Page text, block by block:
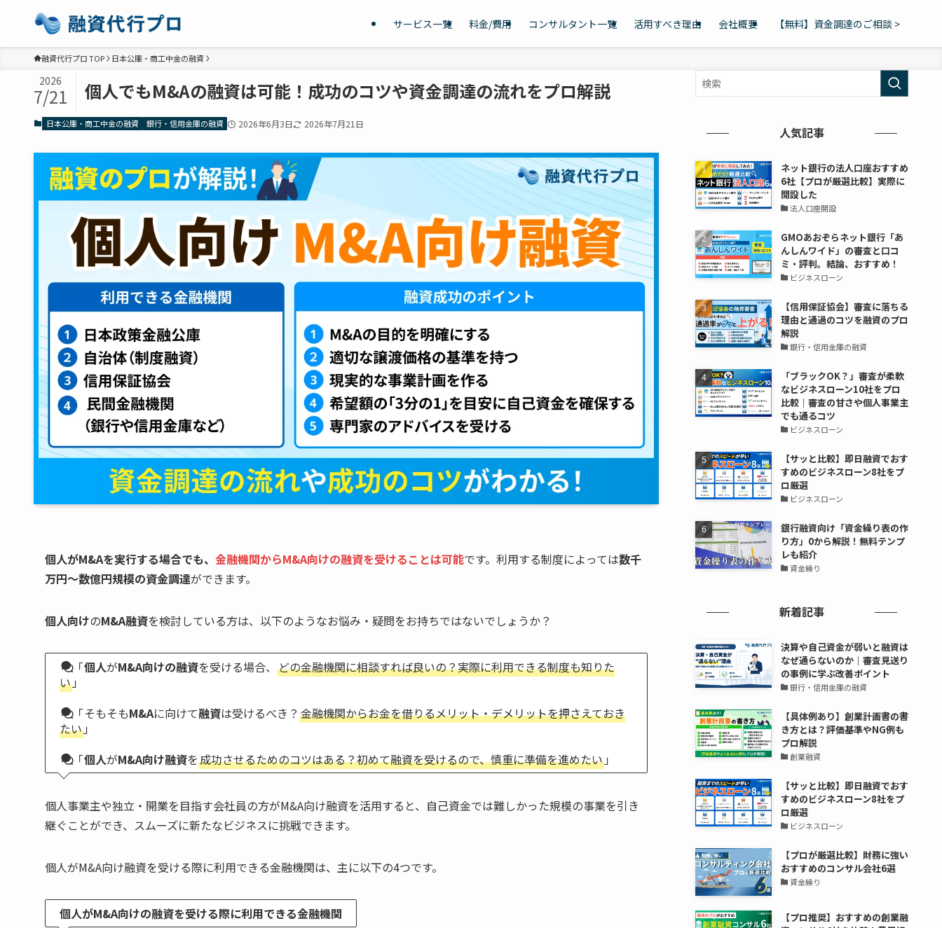
サービス一覧 料金/費用 コンサルタント一覧 活用すべき理由 会社概要 【無料】資金調達のご相談 >
融資代行プロ TOP 日本公庫・商工中金の融資
個人でもM&Aの融資は可能！成功のコツや資金調達の流れをプロ解説
2026
7/21
日本公庫・商工中金の融資 銀行・信用金庫の融資 2026年6月3日 2026年7月21日
個人がM&Aを実行する場合でも、 金融機関からM&A向けの融資を受けることは可能です。利用する制度によっては数千
万円〜数億円規模の資金調達ができます。
個人向けのM&A融資を検討している方は、以下のようなお悩み・疑問をお持ちではないでしょうか？
「個人がM&A向けの融資を受ける場合、どの金融機関に相談すれば良いの？実際に利用できる制度も知りた
い 」
「そもそもM&Aに向けて融資は受けるべき？金融機関からお金を借りるメリット・デメリットを押さえておき
たい 」
「個人がM&A向け融資を成功させるためのコツはある？初めて融資を受けるので、慎重に準備を進めたい 」
個人事業主や独立・開業を目指す会社員の方がM&A向け融資を活用すると、自己資金では難しかった規模の事業を引き
継ぐことができ、スムーズに新たなビジネスに挑戦できます。
個人がM&A向け融資を受ける際に利用できる金融機関は、主に以下の4つです。
個人がM&A向けの融資を受ける際に利用できる金融機関
人気記事
ネット銀行の法人口座おすすめ
6社【プロが厳選比較】実際に
開設した
法人口座開設
GMOあおぞらネット銀行「あ
んしんワイド」の審査と口コ
ミ・評判。結論、おすすめ！
ビジネスローン
【信用保証協会】審査に落ちる
理由と通過のコツを融資のプロ
解説
銀行・信用金庫の融資
「ブラックOK？」審査が柔軟
なビジネスローン10社をプロ
比較｜審査の甘さや個人事業主
でも通るコツ
ビジネスローン
【サッと比較】即日融資でおす
すめのビジネスローン8社をプ
ロ厳選
ビジネスローン
銀行融資向け「資金繰り表の作
り方」0から解説！無料テンプ
レも紹介
資金繰り
新着記事
決算や自己資金が弱いと融資は
なぜ通らないのか｜審査見送り
の事例に学ぶ改善ポイント
銀行・信用金庫の融資
【具体例あり】創業計画書の書
き方とは？評価基準やNG例も
プロ解説
創業融資
【サッと比較】即日融資でおす
すめのビジネスローン8社をプ
ロ厳選
ビジネスローン
【プロが厳選比較】財務に強い
おすすめのコンサル会社6選
資金繰り
【プロ推奨】おすすめの創業融